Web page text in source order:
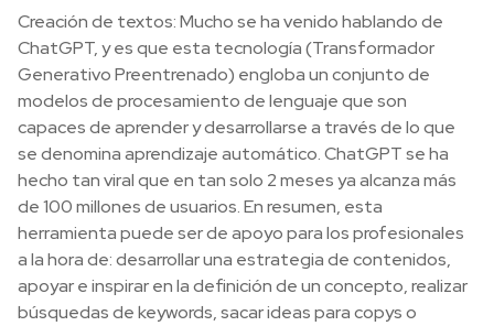
Creación de textos: Mucho se ha venido hablando de
ChatGPT, y es que esta tecnología (Transformador
Generativo Preentrenado) engloba un conjunto de
modelos de procesamiento de lenguaje que son
capaces de aprender y desarrollarse a través de lo que
se denomina aprendizaje automático. ChatGPT se ha
hecho tan viral que en tan solo 2 meses ya alcanza más
de 100 millones de usuarios. En resumen, esta
herramienta puede ser de apoyo para los profesionales
a la hora de: desarrollar una estrategia de contenidos,
apoyar e inspirar en la definición de un concepto, realizar
búsquedas de keywords, sacar ideas para copys o